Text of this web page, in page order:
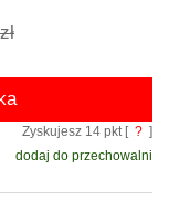
Zyskujesz 14 pkt [ ? ]
dodaj do przechowalni